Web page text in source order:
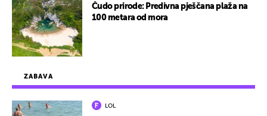
ZABAVA
LOL
Čudo prirode: Predivna pješčana plaža na
100 metara od mora